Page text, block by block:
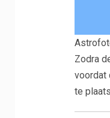
Zodra
voordat
te